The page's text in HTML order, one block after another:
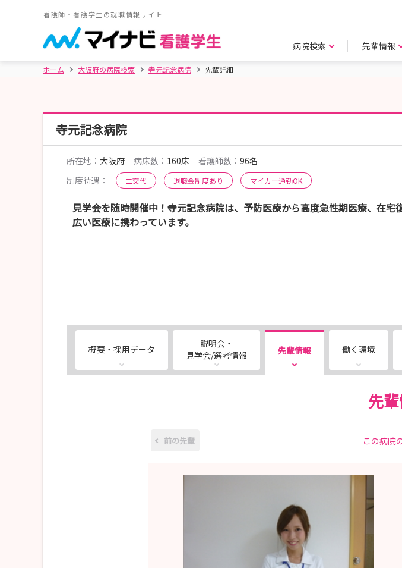
看護師・看護学生の就職情報サイト
病院検索 先輩情報
ホーム 大阪府の病院検索 寺元記念病院 先輩詳細
寺元記念病院
所在地： 大阪府 病床数： 160床 看護師数： 96名
制度待遇：
二交代 退職金制度あり マイカー通勤OK
見学会を随時開催中！寺元記念病院は、予防医療から高度急性期医療、在宅
広い医療に携わっています。
概要・採用データ
説明会・
見学会/選考情報
先輩情報 働く環境
先
前の先輩 この病院